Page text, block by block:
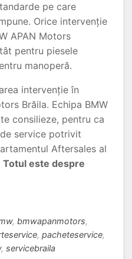
pe care
Orice intervenție
APAN Motors
pentru piesele
manoperă.
intervenție în
Brăila. Echipa BMW
consilieze, pentru ca
service potrivit
Aftersales al
Totul este despre
, bmwapanmotors,
, pacheteservice,
, servicebraila